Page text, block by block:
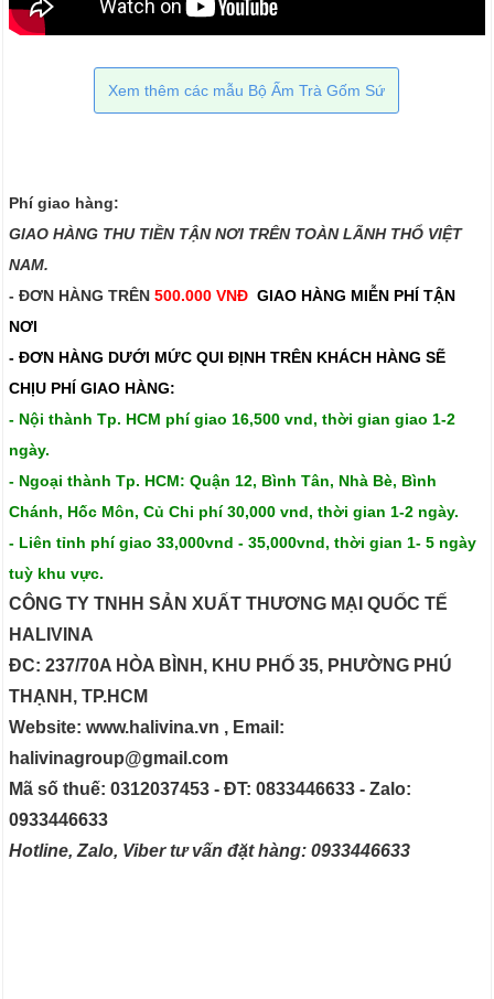
Xem thêm các mẫu Bộ Ấm Trà Gốm Sứ
Phí giao hàng:
GIAO HÀNG THU TIỀN TẬN NƠI TRÊN TOÀN LÃNH THỔ VIỆT
NAM.​​
- ĐƠN HÀNG TRÊN500.000 VNĐ GIAO HÀNG MIỄN PHÍ TẬN
NƠI
- ĐƠN HÀNG DƯỚI MỨC QUI ĐỊNH TRÊN KHÁCH HÀNG SẼ
CHỊU PHÍ GIAO HÀNG:
- Nội thành Tp. HCM phí giao 16,500 vnd, thời gian giao 1-2
ngày.
- Ngoại thành Tp. HCM: Quận 12, Bình Tân, Nhà Bè, Bình
Chánh, Hốc Môn, Củ Chi phí 30,000 vnd, thời gian 1-2 ngày.
- Liên tỉnh phí giao 33,000vnd - 35,000vnd, thời gian 1- 5 ngày
tuỳ khu vực.
CÔNG TY TNHH SẢN XUẤT THƯƠNG MẠI QUỐC TẾ
HALIVINA
ĐC: 237/70A HÒA BÌNH, KHU PHỐ 35, PHƯỜNG PHÚ
THẠNH, TP.HCM
Website: www.halivina.vn , Email:
halivinagroup@gmail.com
Mã số thuế: 0312037453 - ĐT: 0833446633 - Zalo:
0933446633
Hotline, Zalo, Viber tư vấn đặt hàng: 0933446633